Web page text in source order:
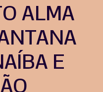
ALMA
E